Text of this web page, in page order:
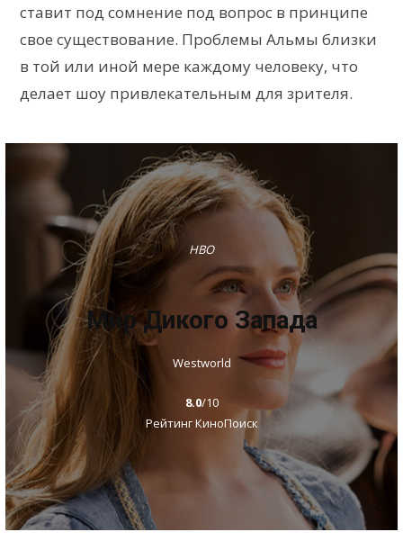
ставит под сомнение под вопрос в принципе
свое существование. Проблемы Альмы близки
в той или иной мере каждому человеку, что
делает шоу привлекательным для зрителя.
HBO
Мир Дикого Запада
Westworld
8.0/10
Рейтинг КиноПоиск